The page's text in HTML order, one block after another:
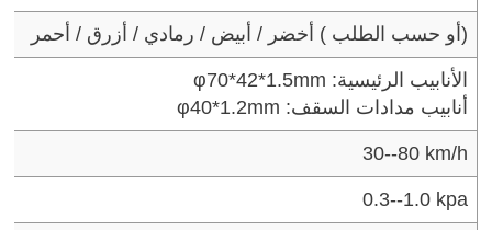
أخضر / أبيض / رمادي / أزرق / أحمر ( أو حسب الطلب)
الأنابيب الرئيسية: φ70*42*1.5mm
أنابيب مدادات السقف: φ40*1.2mm
30--80 km/h
0.3--1.0 kpa